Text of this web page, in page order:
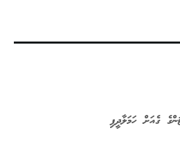
ގެއަށް ހަމަލާދީފި